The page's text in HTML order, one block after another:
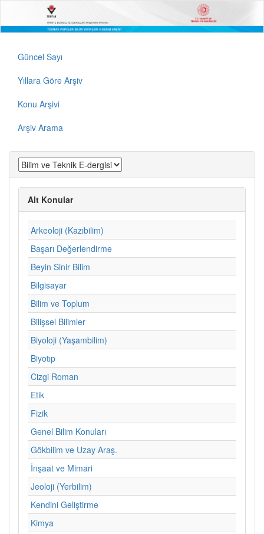
Güncel Sayı
Yıllara Göre Arşiv
Konu Arşivi
Arşiv Arama
Alt Konular
Arkeoloji (Kazıbilim)
Başarı Değerlendirme
Beyin Sinir Bilim
Bilgisayar
Bilim ve Toplum
Bilişsel Bilimler
Biyoloji (Yaşambilim)
Biyotıp
Cizgi Roman
Etik
Fizik
Genel Bilim Konuları
Gökbilim ve Uzay Araş.
İnşaat ve Mimari
Jeoloji (Yerbilim)
Kendini Geliştirme
Kimya